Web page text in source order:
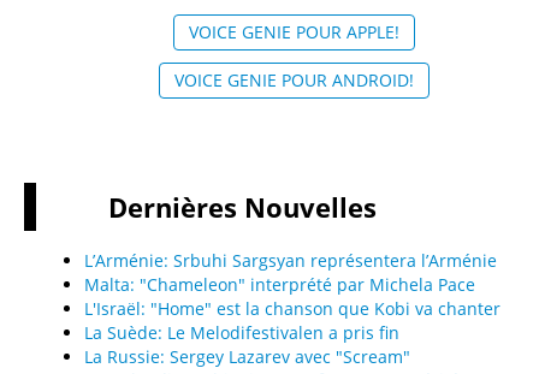
VOICE GENIE POUR APPLE!
VOICE GENIE POUR ANDROID!
Dernières Νouvelles
L’Arménie: Srbuhi Sargsyan représentera l’Arménie
Malta: "Chameleon" interprété par Michela Pace
L'Israël: "Home" est la chanson que Kobi va chanter
La Suède: Le Melodifestivalen a pris fin
La Russie: Sergey Lazarev avec "Scream"